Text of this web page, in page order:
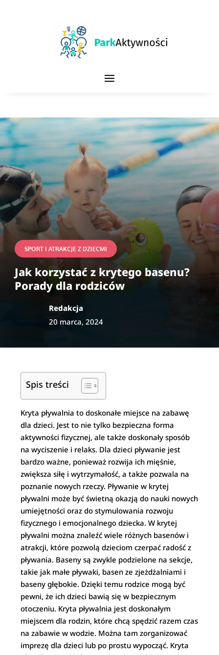
SPORT I ATRAKCJE Z DZIECMI
Jak korzystać z krytego basenu?
Porady dla rodziców
Redakcja
20 marca, 2024
Spis treści
Kryta pływalnia to doskonałe miejsce na zabawę
dla dzieci. Jest to nie tylko bezpieczna forma
aktywności fizycznej, ale także doskonały sposób
na wyciszenie i relaks. Dla dzieci pływanie jest
bardzo ważne, ponieważ rozwija ich mięśnie,
zwiększa siłę i wytrzymałość, a także pozwala na
poznanie nowych rzeczy. Pływanie w krytej
pływalni może być świetną okazją do nauki nowych
umiejętności oraz do stymulowania rozwoju
fizycznego i emocjonalnego dziecka. W krytej
pływalni można znaleźć wiele różnych basenów i
atrakcji, które pozwolą dzieciom czerpać radość z
pływania. Baseny są zwykle podzielone na sekcje,
takie jak małe pływaki, basen ze zjeżdżalniami i
baseny głębokie. Dzięki temu rodzice mogą być
pewni, że ich dzieci bawią się w bezpiecznym
otoczeniu. Kryta pływalnia jest doskonałym
miejscem dla rodzin, które chcą spędzić razem czas
na zabawie w wodzie. Można tam zorganizować
imprezę dla dzieci lub po prostu wypocząć. Kryta